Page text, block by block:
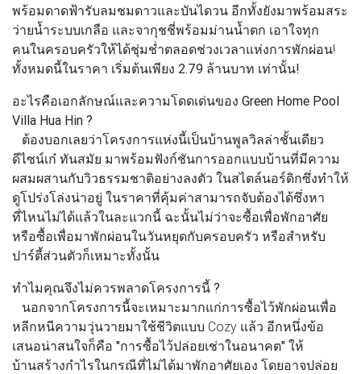
พร้อมดาดฟ้ารับลมชมดาวและบันไดวน อีกทั้งยังมาพร้อมสระ
ว่ายน้ำระบบเกลือ และจากุชชี่พร้อมม่านน้ำตก เอาใจทุก
คนในครอบครัวให้ได้ชุ่มช่ำตลอดช่วงเวลาแห่งการพักผ่อน!
ทั้งหมดนี้ในราคา เริ่มต้นเพียง 2.79 ล้านบาท เท่านั้น!
อะไรคือเอกลักษณ์และความโดดเด่นของ Green Home Pool
Villa Hua Hin ?
ต้องบอกเลยว่าโครงการแห่งนี้เป็นบ้านพูลวิลล่าชั้นเดียว
ดีไซน์เก๋ ทันสมัย มาพร้อมฟังก์ชันการออกแบบบ้านที่มีความ
ผสมผสานกับวิวธรรมชาติอย่างลงตัว ในสไตล์นอร์ดิกซึ่งทำให้
ดูโปร่งโล่งน่าอยู่ ในราคาที่คุ้มค่าสามารถจับต้องได้ซึ่งหา
ที่ไหนไม่ได้แล้วในละแวกนี้ ฉะนั้นไม่ว่าจะซื้อเพื่อพักอาศัย
หรือซื้อเพื่อมาพักผ่อนในวันหยุดกับครอบครัว หรือสำหรับ
ปาร์ตี้ส่วนตัวก็เหมาะทั้งนั้น
ทำไมคุณจึงไม่ควรพลาดโครงการนี้ ?
นอกจากโครงการนี้จะเหมาะมากแก่การซื้อไว้พักผ่อนเพื่อ
หลีกหนีความวุ่นวายมาใช้ชีวิตแบบ Cozy แล้ว อีกหนึ่งข้อ
เสนอน่าสนใจก็คือ "การซื้อไว้ปล่อยเช่าในอนาคต" ให้
บ้านสร้างกำไรในกรณีที่ไม่ได้มาพักอาศัยเอง โดยอาจปล่อย